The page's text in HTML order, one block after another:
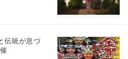
伝統が息づ